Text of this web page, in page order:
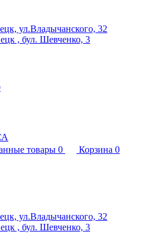
ул.Владычанского, 32
, бул. Шевченко, 3
товары 0 Корзина 0
ул.Владычанского, 32
, бул. Шевченко, 3